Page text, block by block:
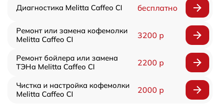
Диагностика Melitta Caffeo CI бесплатно
Ремонт или замена кофемолки
Melitta Caffeo CI
3200 р
Ремонт бойлера или замена
ТЭНа Melitta Caffeo CI
2200 р
Чистка и настройка кофемолки
Melitta Caffeo CI
2000 р